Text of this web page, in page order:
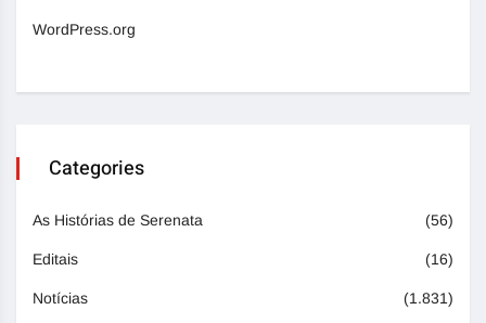
WordPress.org
Categories
As Histórias de Serenata (56)
Editais (16)
Notícias (1.831)